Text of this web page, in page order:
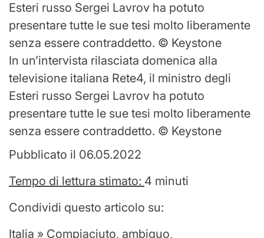
Esteri russo Sergei Lavrov ha potuto
presentare tutte le sue tesi molto liberamente
senza essere contraddetto. © Keystone
In un’intervista rilasciata domenica alla
televisione italiana Rete4, il ministro degli
Esteri russo Sergei Lavrov ha potuto
presentare tutte le sue tesi molto liberamente
senza essere contraddetto. © Keystone
Pubblicato il 06.05.2022
Tempo di lettura stimato: 4 minuti
Condividi questo articolo su:
Italia » Compiaciuto, ambiguo,